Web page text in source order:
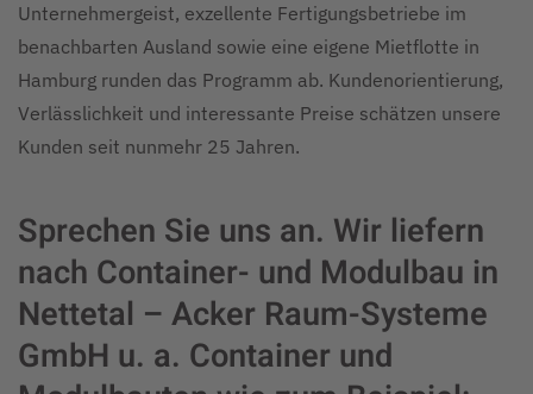
Unternehmergeist, exzellente Fertigungsbetriebe im
benachbarten Ausland sowie eine eigene Mietflotte in
Hamburg runden das Programm ab. Kundenorientierung,
Verlässlichkeit und interessante Preise schätzen unsere
Kunden seit nunmehr 25 Jahren.
Sprechen Sie uns an. Wir liefern
nach Container- und Modulbau in
Nettetal – Acker Raum-Systeme
GmbH u. a. Container und